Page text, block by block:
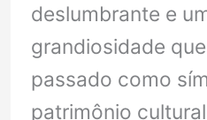
deslumbrante e
grandiosidade
passado como
patrimônio